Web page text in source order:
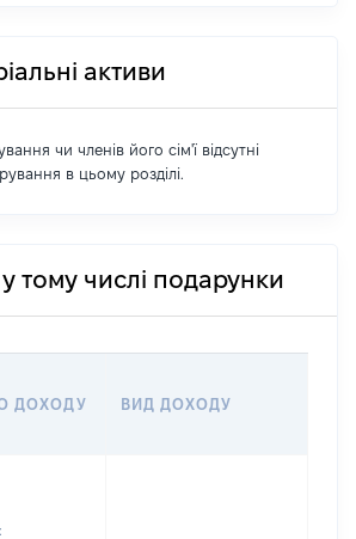
активи
чи членів його сім'ї відсутні
в цьому розділі.
тому числі подарунки
ДОХОДУ ВИД ДОХОДУ